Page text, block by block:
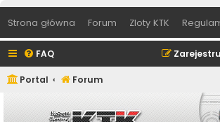
Strona główna Forum Zloty KTK
FAQ
Portal Forum